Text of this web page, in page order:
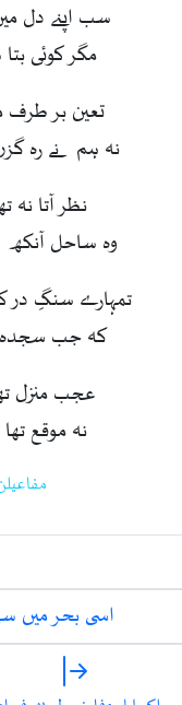
سب اپنے دل
مگر کوئی
تعین بر
نہ ہم نے رہ
نظر آتا نہ
وہ ساحل
تمہارے سنگِ
کہ جب سجدہ
عجب منزل
نہ موقع تھا
اسی بحر میں